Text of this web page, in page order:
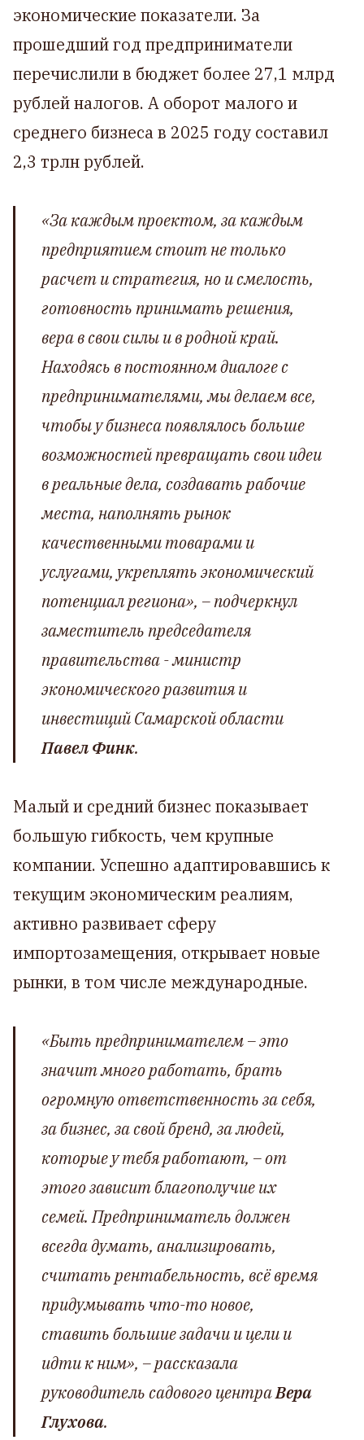
экономические показатели. За
прошедший год предприниматели
перечислили в бюджет более 27,1 млрд
рублей налогов. А оборот малого и
среднего бизнеса в 2025 году составил
2,3 трлн рублей.
«За каждым проектом, за каждым
предприятием стоит не только
расчет и стратегия, но и смелость,
готовность принимать решения,
вера в свои силы и в родной край.
Находясь в постоянном диалоге с
предпринимателями, мы делаем все,
чтобы у бизнеса появлялось больше
возможностей превращать свои идеи
в реальные дела, создавать рабочие
места, наполнять рынок
качественными товарами и
услугами, укреплять экономический
потенциал региона», –подчеркнул
заместитель председателя
правительства - министр
экономического развития и
инвестиций Самарской области
Павел Финк.
Малый и средний бизнес показывает
большую гибкость, чем крупные
компании. Успешно адаптировавшись к
текущим экономическим реалиям,
активно развивает сферу
импортозамещения, открывает новые
рынки, в том числе международные.
«Быть предпринимателем–это
значит много работать, брать
огромную ответственность за себя,
за бизнес, за свой бренд, за людей,
которые у тебя работают, –от
этого зависит благополучие их
семей. Предприниматель должен
всегда думать, анализировать,
считать рентабельность, всё время
придумывать что-то новое,
ставить большие задачи и цели и
идти к ним», – рассказала
руководитель садового центраВера
Глухова.